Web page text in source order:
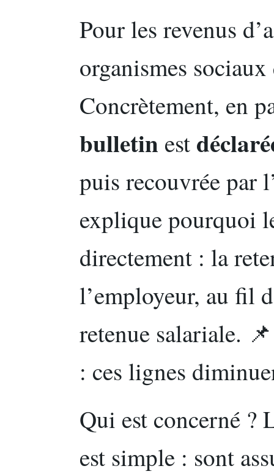
Pour les revenus
organismes
Concrètement, en
bulletin est
puis recouvrée par
explique pourquoi
directement : la
l’employeur, au fil
retenue salariale.
: ces lignes
Qui est concerné ?
est simple : sont